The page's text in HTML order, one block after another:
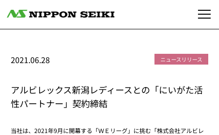
ニュースリリース
2021.06.28
アルビレックス新潟レディースとの「にいがた活
性パートナー」契約締結
当社は、2021年9月に開幕する「ＷＥリーグ」に挑む「株式会社アルビレ